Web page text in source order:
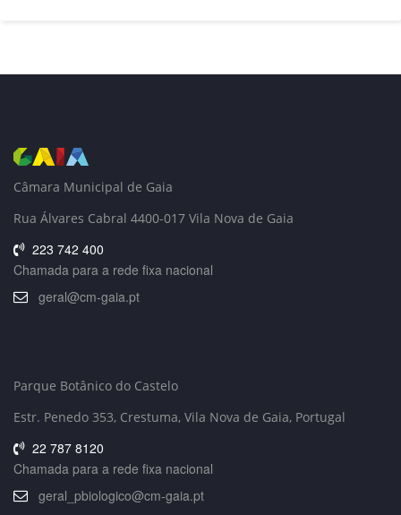
Câmara Municipal de Gaia
Rua Álvares Cabral 4400-017 Vila Nova de Gaia
223 742 400
Chamada para a rede fixa nacional
geral@cm-gaia.pt
Parque Botânico do Castelo
Estr. Penedo 353, Crestuma, Vila Nova de Gaia, Portugal
22 787 8120
Chamada para a rede fixa nacional
geral_pbiologico@cm-gaia.pt